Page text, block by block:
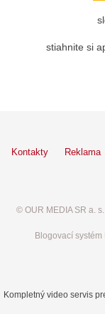
stiahnite si
Kontakty Reklama
© OUR MEDIA SR a.
Blogovací
Kompletný video servis